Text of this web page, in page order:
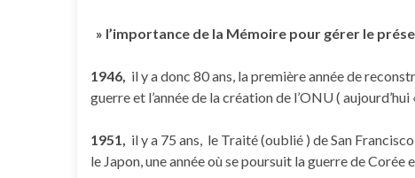
» l’importance de la Mémoire pour gérer le
1946, il y a donc 80 ans, la première année de
guerre et l’année de la création de l’ONU (
1951, il y a 75 ans, le Traité (oublié ) de San
le Japon, une année où se poursuit la guerre de Corée